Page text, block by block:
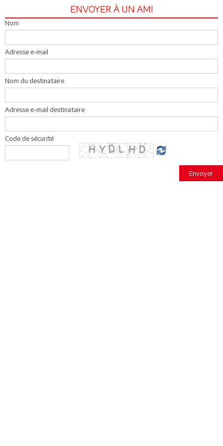
ENVOYER À UN AMI
Nom
Adresse e-mail
Nom du destinataire
Adresse e-mail destinataire
Code de sécurité
Envoyer